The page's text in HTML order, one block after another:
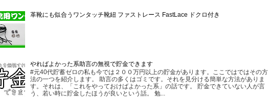
革靴にも似合うワンタッチ靴紐 ファストレース FastLace ドクロ付き
やればよかった系助言の無視で貯金できます
#元40代貯蓄ゼロの私も今では２００万円以上の貯金があります。ここではではその方
法の一つを紹介します。 助言の多くはゴミです。それを見分ける簡単な方法がありま
す。それは、「これをやっておけばよかった系」の話です。 貯金できていない人が言
う、若い時に貯金したほうが良いという話。 勉...